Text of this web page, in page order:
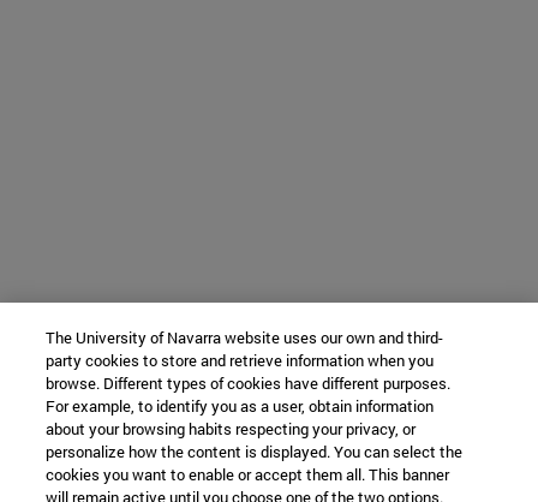
The University of Navarra website uses our own and third-
party cookies to store and retrieve information when you
browse. Different types of cookies have different purposes.
For example, to identify you as a user, obtain information
about your browsing habits respecting your privacy, or
personalize how the content is displayed. You can select the
cookies you want to enable or accept them all. This banner
will remain active until you choose one of the two options.